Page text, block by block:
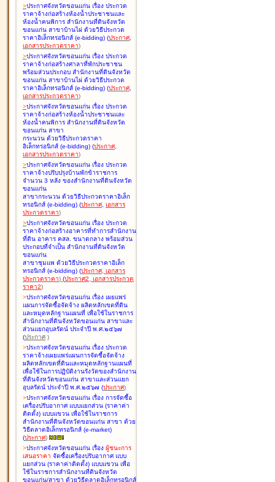
>ประกาศจังหวัดขอนแก่น เรื่อง ประกวด
ราคาจ้างก่อสร้างห้องน้ำประชาชนและ
ห้องน้ำคนพิการ สำนักงานที่ดินจังหวัด
ขอนแก่น สาขาบ้านไผ่ ด้วยวิธีประกวด
ราคาอิเล็กทรอนิกส์ (e-bidding) (ประกาศ,
เอกสารประกวดราคา)
>ประกาศจังหวัดขอนแก่น เรื่อง ประกวด
ราคาจ้างก่อสร้างศาลาที่พักประชาชน
พร้อมส่วนประกอบ สำนักงานที่ดินจังหวัด
ขอนแก่น สาขาบ้านไผ่ ด้วยวิธีประกวด
ราคาอิเล็กทรอนิกส์ (e-bidding) (ประกาศ,
เอกสารประกวดราคา)
>ประกาศจังหวัดขอนแก่น เรื่อง ประกวด
ราคาจ้างก่อสร้างห้องน้ำประชาชนและ
ห้องน้ำคนพิการ สำนักงานที่ดินจังหวัด
ขอนแก่น สาขา
กระนวน ด้วยวิธีประกวดราคา
อิเล็กทรอนิกส์ (e-bidding) (ประกาศ,
เอกสารประกวดราคา)
>ประกาศจังหวัดขอนแก่น เรื่อง ประกวด
ราคาจ้างปรับปรุงบ้านพักข้าราชการ
จำนวน 3 หลัง ของสำนักงานที่ดินจังหวัด
ขอนแก่น
สาขากระนวน ด้วยวิธีประกวดราคาอิเล็ก
ทรอนิกส์ (e-bidding) (ประกาศ, เอกสาร
ประกวดราคา)
>ประกาศจังหวัดขอนแก่น เรื่อง ประกวด
ราคาจ้างก่อสร้างอาคารที่ทำการสำนักงาน
ที่ดิน อาคาร คสล. ขนาดกลาง พร้อมส่วน
ประกอบที่จำเป็น สำนักงานที่ดินจังหวัด
ขอนแก่น
สาขาชุมแพ ด้วยวิธีประกวดราคาอิเล็ก
ทรอนิกส์ (e-bidding) (ประกาศ, เอกสาร
ประกวดราคา) (ประกาศ2, เอกสารประกวด
ราคา2)
>ประกาศจังหวัดขอนแก่น เรื่อง เผยแพร่
แผนการจัดซื้อจัดจ้าง ผลิตหลักเขตที่ดิน
และหมุดหลักฐานแผนที่ เพื่อใช้ในราชการ
สำนักงานที่ดินจังหวัดขอนแก่น สาขาและ
ส่วนแยกอุบลรัตน์ ประจำปี พ.ศ.๒๕๖๗
(ประกาศ )
>ประกาศจังหวัดขอนแก่น เรื่อง ประกวด
ราคาจ้างเผยแพร่แผนการจัดซื้อจัดจ้าง
ผลิตหลักเขตที่ดินและหมุดหลักฐานแผนที่
เพื่อใช้ในการปฏิบัติงานรังวัดของสำนักงาน
ที่ดินจังหวัดขอนแก่น สาขาและส่วนแยก
อุบลรัตน์ ประจำปี พ.ศ.๒๕๖๗ (ประกาศ)
>ประกาศจังหวัดขอนแก่น เรื่อง การจัดซื้อ
เครื่องปรับอากาศ แบบแยกส่วน (ราคาค่า
ติดตั้ง) แบบแขวน เพื่อใช้ในราชการ
สำนักงานที่ดินจังหวัดขอนแก่น สาขา ด้วย
วิธีตลาดอิเล็กทรอนิกส์ (e-market)
(ประกาศ)
>ประกาศจังหวัดขอนแก่น เรื่อง ผู้ชนะการ
เสนอราคา จัดซื้อเครื่องปรับอากาศ แบบ
แยกส่วน (ราคาค่าติดตั้ง) แบบแขวน เพื่อ
ใช้ในราชการสำนักงานที่ดินจังหวัด
ขอนแก่น/สาขา ด้วยวิธีตลาดอิเล็กทรอนิกส์